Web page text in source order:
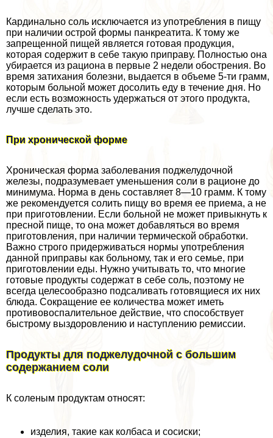
Кардинально соль исключается из употрeбления в пищу
при наличии острой формы панкреатита. К тому же
запрещенной пищей является готовая продукция,
которая содержит в себе такую приправу. Полностью она
убирается из рациона в первые 2 недели обострения. Во
время затихания болезни, выдается в объеме 5-ти грамм,
которым больной может досолить еду в течение дня. Но
если есть возможность удержаться от этого продукта,
лучше сделать это.
При хронической форме
Хроническая форма заболевания поджелудочной
железы, подразумевает уменьшения соли в рационе до
минимума. Норма в день составляет 8—10 грамм. К тому
же рекомендуется солить пищу во время ее приема, а не
при приготовлении. Если больной не может привыкнуть к
пресной пище, то она может добавляться во время
приготовления, при наличии термической обработки.
Важно строго придерживаться нормы употрeбления
данной приправы как больному, так и его семье, при
приготовлении еды. Нужно учитывать то, что многие
готовые продукты содержат в себе соль, поэтому не
всегда целесообразно подсаливать готовящиеся их них
блюда. Сокращение ее количества может иметь
противовоспалительное действие, что способствует
быстрому выздоровлению и наступлению ремиссии.
Продукты для поджелудочной с большим
содержанием соли
К соленым продуктам относят:
изделия, такие как колбаса и сосиски;